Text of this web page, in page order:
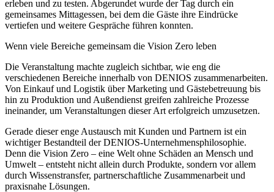
erleben und zu testen. Abgerundet wurde der Tag durch ein
gemeinsames Mittagessen, bei dem die Gäste ihre Eindrücke
vertiefen und weitere Gespräche führen konnten.
Wenn viele Bereiche gemeinsam die Vision Zero leben
Die Veranstaltung machte zugleich sichtbar, wie eng die
verschiedenen Bereiche innerhalb von DENIOS zusammenarbeiten.
Von Einkauf und Logistik über Marketing und Gästebetreuung bis
hin zu Produktion und Außendienst greifen zahlreiche Prozesse
ineinander, um Veranstaltungen dieser Art erfolgreich umzusetzen.
Gerade dieser enge Austausch mit Kunden und Partnern ist ein
wichtiger Bestandteil der DENIOS-Unternehmensphilosophie.
Denn die Vision Zero – eine Welt ohne Schäden an Mensch und
Umwelt – entsteht nicht allein durch Produkte, sondern vor allem
durch Wissenstransfer, partnerschaftliche Zusammenarbeit und
praxisnahe Lösungen.